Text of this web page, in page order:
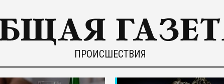
ПРОИСШЕСТВИЯ